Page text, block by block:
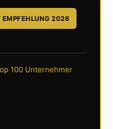
2026
100 Unternehmer